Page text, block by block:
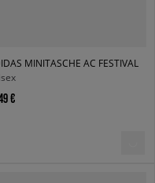
MINITASCHE AC FESTIVAL
€